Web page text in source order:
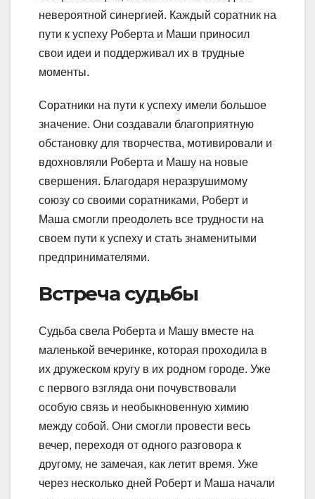
невероятной синергией. Каждый соратник на
пути к успеху Роберта и Маши приносил
свои идеи и поддерживал их в трудные
моменты.
Соратники на пути к успеху имели большое
значение. Они создавали благоприятную
обстановку для творчества, мотивировали и
вдохновляли Роберта и Машу на новые
свершения. Благодаря неразрушимому
союзу со своими соратниками, Роберт и
Маша смогли преодолеть все трудности на
своем пути к успеху и стать знаменитыми
предпринимателями.
Встреча судьбы
Судьба свела Роберта и Машу вместе на
маленькой вечеринке, которая проходила в
их дружеском кругу в их родном городе. Уже
с первого взгляда они почувствовали
особую связь и необыкновенную химию
между собой. Они смогли провести весь
вечер, переходя от одного разговора к
другому, не замечая, как летит время. Уже
через несколько дней Роберт и Маша начали